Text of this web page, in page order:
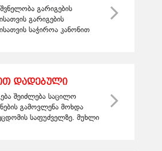
გარიგების
გარიგების
გარიგების
საჭიროა კანონით
დადებული
შეიძლება საცილო
გამოვლენა მოხდა
საფუძველზე. მუხლი